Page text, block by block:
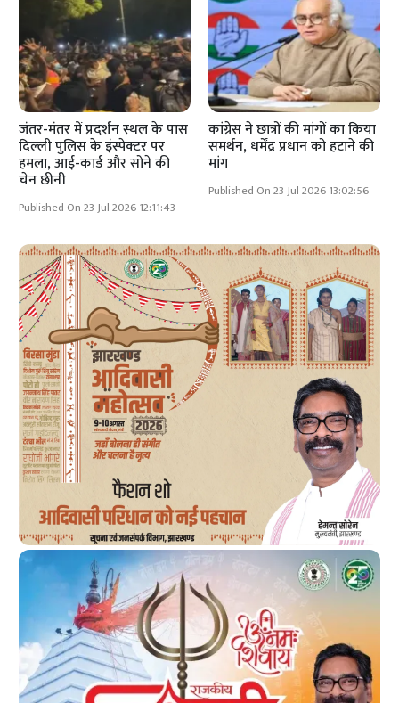
जंतर-मंतर में प्रदर्शन स्थल के पास
दिल्ली पुलिस के इंस्पेक्टर पर
हमला, आई-कार्ड और सोने की
चेन छीनी
Published On 23 Jul 2026 12:11:43
कांग्रेस ने छात्रों की मांगों का किया
समर्थन, धर्मेंद्र प्रधान को हटाने की
मांग
Published On 23 Jul 2026 13:02:56